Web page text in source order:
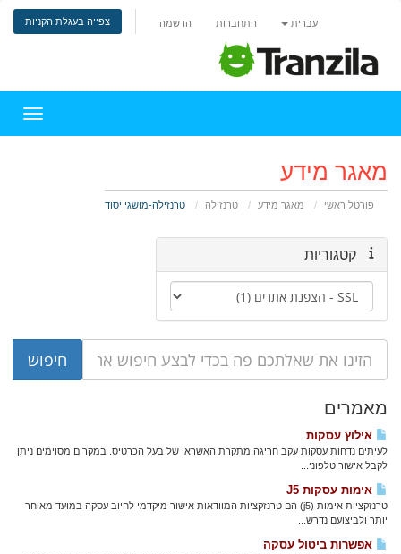
עברית התחברות הרשמה צפייה בעגלת הקניות
מאגר מידע
פורטל ראשי מאגר מידע טרנזילה טרנזילה-מושגי יסוד
קטגוריות
מאמרים
אילוץ עסקות
לעיתים נדחות עסקות עקב חריגה מתקרת האשראי של בעל הכרטיס. במקרים מסוימים ניתן
לקבל אישור טלפוני...
אימות עסקות J5
טרנזקציות אימות (j5) הם טרנזקציות המוודאות אישור מיקדמי לחיוב עסקה במועד מאוחר
יותר ולביצועם נדרש...
אפשרות ביטול עסקה